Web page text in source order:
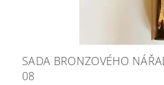
SADA BRONZOVÉHO
08